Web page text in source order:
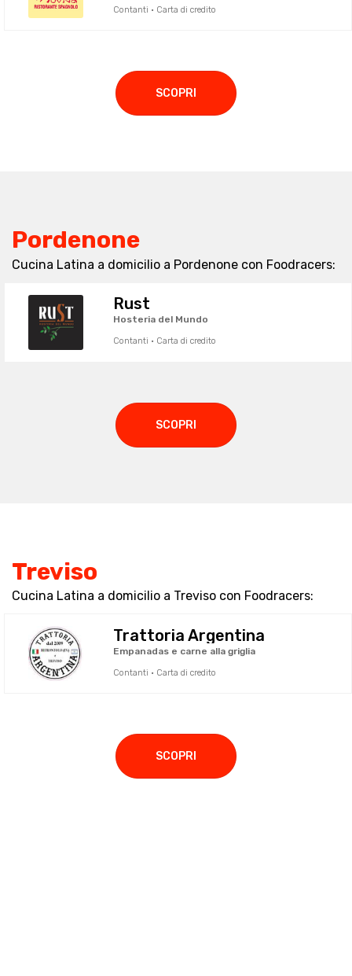
Contanti · Carta di credito
SCOPRI
Pordenone
Cucina Latina a domicilio a Pordenone con Foodracers:
Rust
Hosteria del Mundo
Contanti · Carta di credito
SCOPRI
Treviso
Cucina Latina a domicilio a Treviso con Foodracers:
Trattoria Argentina
Empanadas e carne alla griglia
Contanti · Carta di credito
SCOPRI